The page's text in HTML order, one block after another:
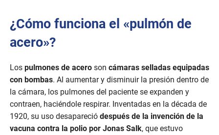
¿Cómo funciona el «pulmón de
acero»?
Los pulmones de acero son cámaras selladas equipadas
con bombas. Al aumentar y disminuir la presión dentro de
la cámara, los pulmones del paciente se expanden y
contraen, haciéndole respirar. Inventadas en la década de
1920, su uso desapareció después de la invención de la
vacuna contra la polio por Jonas Salk, que estuvo